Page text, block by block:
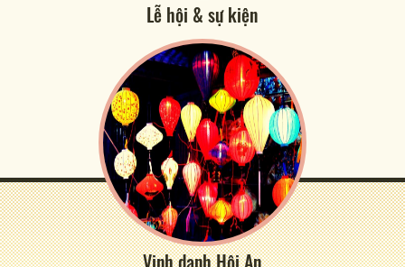
Lễ hội & sự kiện
Vinh danh Hội An